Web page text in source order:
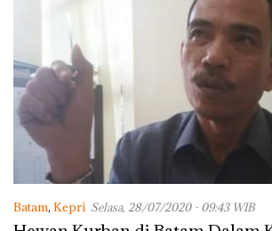
Batam, Kepri Selasa, 28/07/2020 - 09:43 WIB